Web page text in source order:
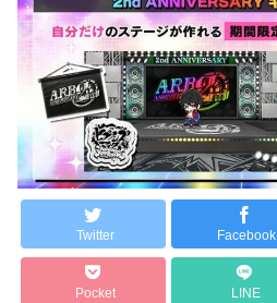
Twitter Facebook
Pocket LINE